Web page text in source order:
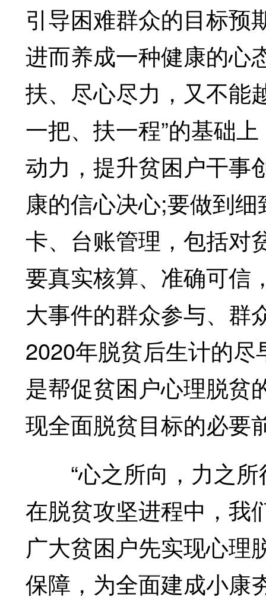
引导困难群众的目标预
进而养成一种健康的心
扶、尽心尽力，又不能
一把、扶一程”的基础
动力，提升贫困户干事
康的信心决心;要做到
卡、台账管理，包括对
要真实核算、准确可信
大事件的群众参与、群
2020年脱贫后生计的
是帮促贫困户心理脱贫
现全面脱贫目标的必要
“心之所向，力之所
在脱贫攻坚进程中，我
广大贫困户先实现心理
保障，为全面建成小康